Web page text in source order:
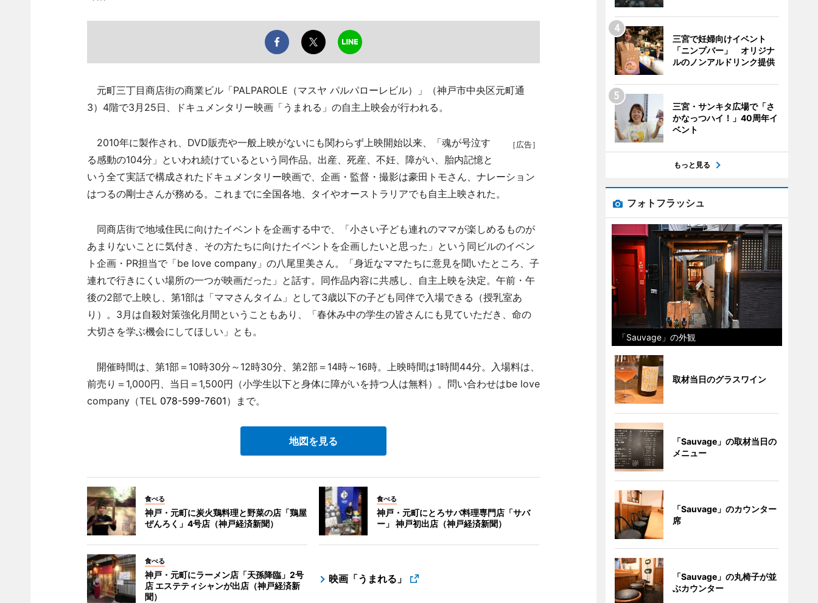
元町三丁目商店街の商業ビル「PALPAROLE（マスヤ パルパローレビル）」（神戸市中央区元町通
3）4階で3月25日、ドキュメンタリー映画「うまれる」の自主上映会が行われる。
［広告］
2010年に製作され、DVD販売や一般上映がないにも関わらず上映開始以来、「魂が号泣す
る感動の104分」といわれ続けているという同作品。出産、死産、不妊、障がい、胎内記憶と
いう全て実話で構成されたドキュメンタリー映画で、企画・監督・撮影は豪田トモさん、ナレーション
はつるの剛士さんが務める。これまでに全国各地、タイやオーストラリアでも自主上映された。
同商店街で地域住民に向けたイベントを企画する中で、「小さい子ども連れのママが楽しめるものが
あまりないことに気付き、その方たちに向けたイベントを企画したいと思った」という同ビルのイベン
ト企画・PR担当で「be love company」の八尾里美さん。「身近なママたちに意見を聞いたところ、子
連れで行きにくい場所の一つが映画だった」と話す。同作品内容に共感し、自主上映を決定。午前・午
後の2部で上映し、第1部は「ママさんタイム」として3歳以下の子ども同伴で入場できる（授乳室あ
り）。3月は自殺対策強化月間ということもあり、「春休み中の学生の皆さんにも見ていただき、命の
大切さを学ぶ機会にしてほしい」とも。
開催時間は、第1部＝10時30分～12時30分、第2部＝14時～16時。上映時間は1時間44分。入場料は、
前売り＝1,000円、当日＝1,500円（小学生以下と身体に障がいを持つ人は無料）。問い合わせはbe love
company（TEL 078-599-7601）まで。
地図を見る
食べる
神戸・元町に炭火鶏料理と野菜の店「鶏屋
ぜんろく」4号店（神戸経済新聞）
食べる
神戸・元町にとろサバ料理専門店「サバ
ー」 神戸初出店（神戸経済新聞）
食べる
神戸・元町にラーメン店「天孫降臨」2号
店 エステティシャンが出店（神戸経済新
聞）
映画「うまれる」
三宮で妊婦向けイベント
「ニンプバー」 オリジナ
ルのノンアルドリンク提供
三宮・サンキタ広場で「さ
かなっつハイ！」40周年イ
ベント
もっと見る
フォトフラッシュ
「Sauvage」の外観
取材当日のグラスワイン
「Sauvage」の取材当日の
メニュー
「Sauvage」のカウンター
席
「Sauvage」の丸椅子が並
ぶカウンター